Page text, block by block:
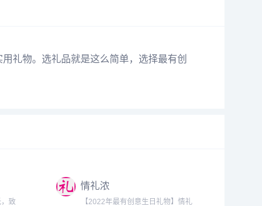
礼物。选礼品就是这么简单，选择最有创
致
情礼浓
【2022年最有创意生日礼物】情礼